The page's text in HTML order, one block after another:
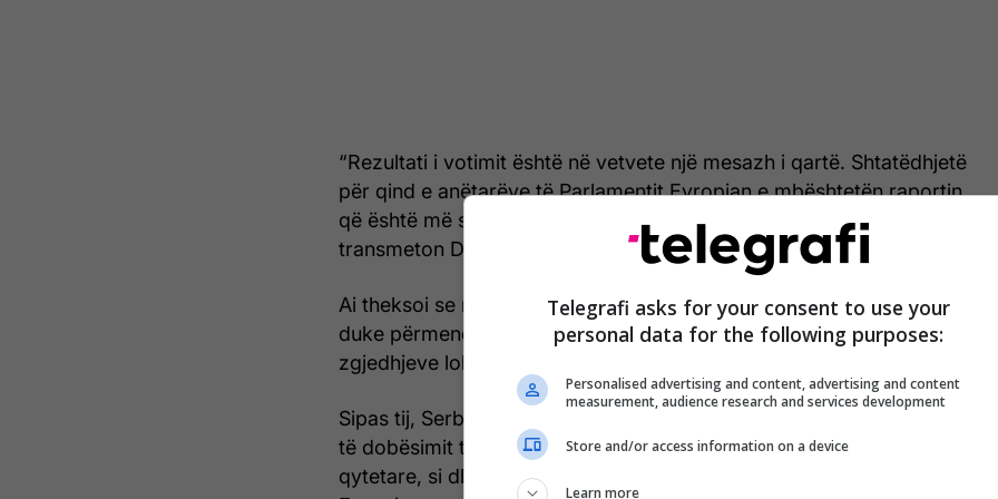
“Rezultati i votimit është në vetvete një mesazh i qartë. Shtatëdhjetë
për qind e anëtarëve të Parlamentit Evropian e mbështetën raportin,
që është më shumë se vitin e kaluar”, u tha Picula gazetarëve,
transmeton Danas, përcjellë KosovaPress..
Ai theksoi se raporti është hartuar në një klimë të polarizuar politike,
duke përmendur rritjen e dhunës, frikësimit dhe parregullsive gjatë
zgjedhjeve lokale.
Sipas tij, Serbia ka shënuar regres në shumicën e fushave, për shkak
të dobësimit të institucioneve, kufizimit të të drejtave politike e
qytetare, si dhe vendimeve që e largojnë vendin nga Bashkimi
Telegrafi asks for your consent to use your
personal data for the following purposes:
Personalised advertising and content, advertising and content
measurement, audience research and services development
Store and/or access information on a device
Learn more